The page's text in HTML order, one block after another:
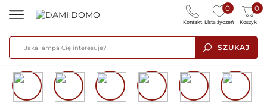
SZUKAJ
0
Lista życzeń
0
Koszyk
Kontakt